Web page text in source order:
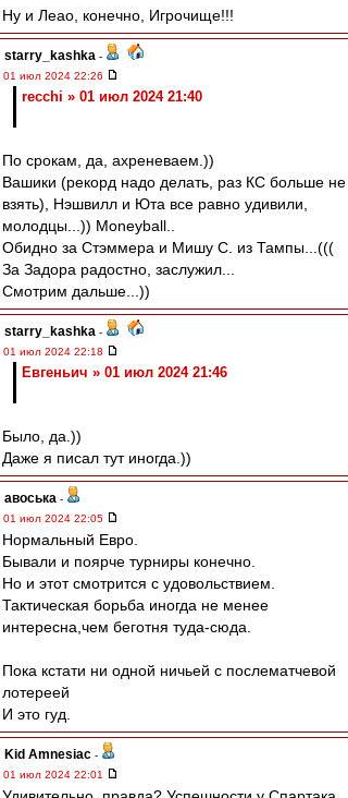
Ну и Леао, конечно, Игрочище!!!
starry_kashka -
01 июл 2024 22:26
recchi » 01 июл 2024 21:40
По срокам, да, ахреневаем.))
Вашики (рекорд надо делать, раз КС больше не
взять), Нэшвилл и Юта все равно удивили,
молодцы...)) Moneyball..
Обидно за Стэммера и Мишу С. из Тампы...(((
За Задора радостно, заслужил...
Смотрим дальше...))
starry_kashka -
01 июл 2024 22:18
Евгеньич » 01 июл 2024 21:46
Было, да.))
Даже я писал тут иногда.))
авоська -
01 июл 2024 22:05
Нормальный Евро.
Бывали и поярче турниры конечно.
Но и этот смотрится с удовольствием.
Тактическая борьба иногда не менее
интересна,чем беготня туда-сюда.
Пока кстати ни одной ничьей с послематчевой
лотереей
И это гуд.
Kid Amnesiac -
01 июл 2024 22:01